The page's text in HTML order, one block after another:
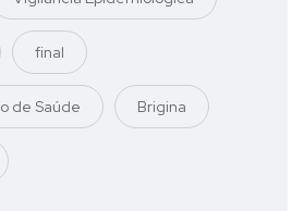
final
de Saúde Brigina